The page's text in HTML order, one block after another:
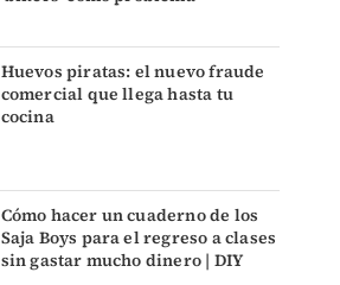
Huevos piratas: el nuevo fraude
comercial que llega hasta tu
cocina
Cómo hacer un cuaderno de los
Saja Boys para el regreso a clases
sin gastar mucho dinero | DIY